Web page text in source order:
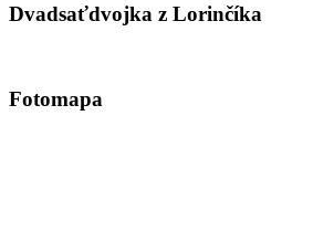
Dvadsaťdvojka z Lorinčíka
Fotomapa